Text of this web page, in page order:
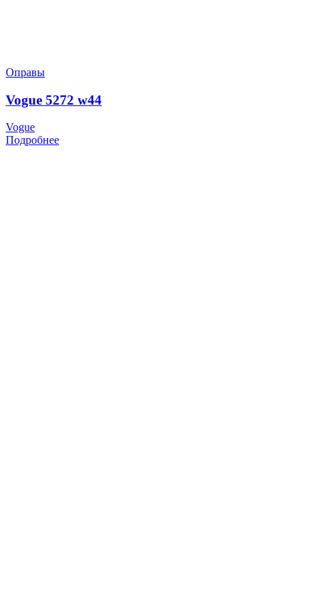
Оправы
Vogue 5272 w44
Vogue
Подробнее